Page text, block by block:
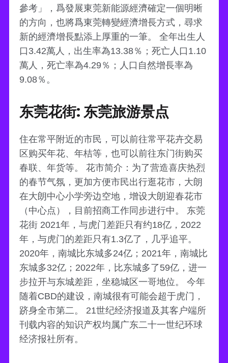
參考」，爲發展東莞新能源經濟確定一個明晰
的方向，也將爲東莞轉變經濟增長方式，尋求
新的經濟增長點添上厚重的一筆。 全年出生人
口3.42萬人，出生率為13.38％；死亡人口1.10
萬人，死亡率為4.29％；人口自然增長率為
9.08％。
东莞花街: 东莞旅游景点
住在常平附近的市民，可以前往常平花卉交易
区购买年花、年桔等，也可以前往东门街购买
春联、年货等。 花市简介：为了营造喜庆热烈
的春节气氛，更加方便市民出行逛花市，大朗
在大朗中心小学旁边空地，增设大朗迎春花市
（中心点），目前招商工作同步进行中。 东莞
花街 2021年，与虎门差距只有约18亿，2022
年，与虎门的差距只有1.3亿了，几乎追平。
2020年，南城比东城多24亿；2021年，南城比
东城多32亿；2022年，比东城多了59亿，进一
步拉开与东城差距，坐稳城区一哥地位。 今年
随着CBD的建设，南城很有可能会超于虎门，
跻身全市第二。 21世纪经济报道及其客户端所
刊载内容的知识产权均属广东二十一世纪环球
经济报社所有。